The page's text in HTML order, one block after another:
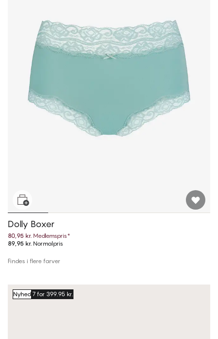
Dolly Boxer
80,95 kr. Medlemspris*
89,95 kr. Normalpris
Findes i flere farver
Nyhed 7 for 399.95 kr.